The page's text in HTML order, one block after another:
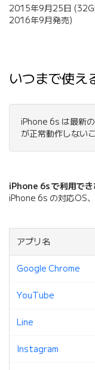
2015年9月25日
2016年9月発売)
いつまで使え
iPhone 6s は最新
が正常動作しない
iPhone 6s で利用でき
iPhone 6s の対応OS
アプリ名
Google Chrome
YouTube
Line
Instagram